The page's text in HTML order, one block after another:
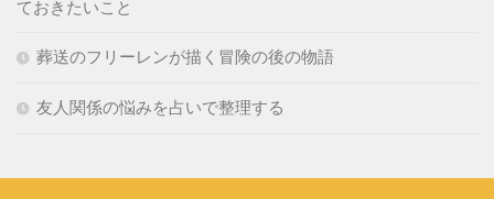
ておきたいこと
葬送のフリーレンが描く冒険の後の物語
友人関係の悩みを占いで整理する